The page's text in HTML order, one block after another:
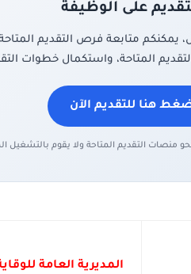
على الوظيفة
يمكنكم متابعة فرص التقديم
المتاحة، واستكمال خطوات
هنا للتقديم الآن
منصات التقديم المتاحة ولا يقوم بالتشغيل
المديرية العامة